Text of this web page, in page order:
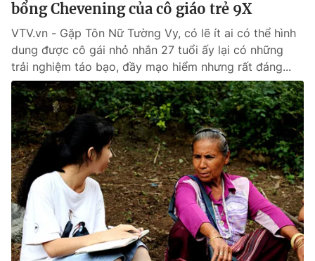
bổng Chevening của cô giáo trẻ 9X
VTV.vn - Gặp Tôn Nữ Tường Vy, có lẽ ít ai có thể hình
dung được cô gái nhỏ nhắn 27 tuổi ấy lại có những
trải nghiệm táo bạo, đầy mạo hiểm nhưng rất đáng...